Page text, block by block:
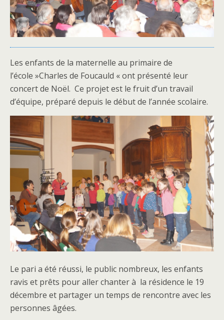
Les enfants de la maternelle au primaire de
l’école »Charles de Foucauld « ont présenté leur
concert de Noël. Ce projet est le fruit d’un travail
d’équipe, préparé depuis le début de l’année scolaire.
Le pari a été réussi, le public nombreux, les enfants
ravis et prêts pour aller chanter à la résidence le 19
décembre et partager un temps de rencontre avec les
personnes âgées.